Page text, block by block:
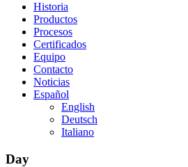
Historia
Productos
Procesos
Certificados
Equipo
Contacto
Noticias
Español
English
Deutsch
Italiano
Day